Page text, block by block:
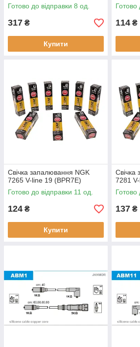
Готово до відправки 8 од.
317 ₴
Купити
Готово
114 ₴
Свічка запалювання NGK
7265 V-line 19 (BPR7E)
Готово до відправки 11 од.
124 ₴
Купити
Свічка
7281
Готово
137 ₴